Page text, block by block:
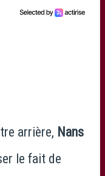
arrière, Nans
le fait de